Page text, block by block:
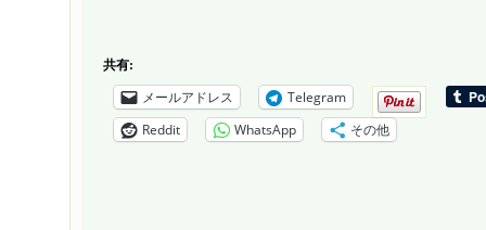
共有:
メールアドレス
Telegram
Reddit
WhatsApp その他